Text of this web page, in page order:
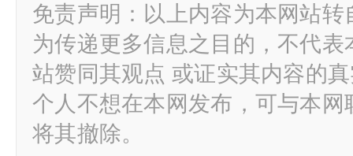
免责声明：以上内容为本网站
为传递更多信息之目的，不代
站赞同其观点 或证实其内容的
个人不想在本网发布，可与本
将其撤除。